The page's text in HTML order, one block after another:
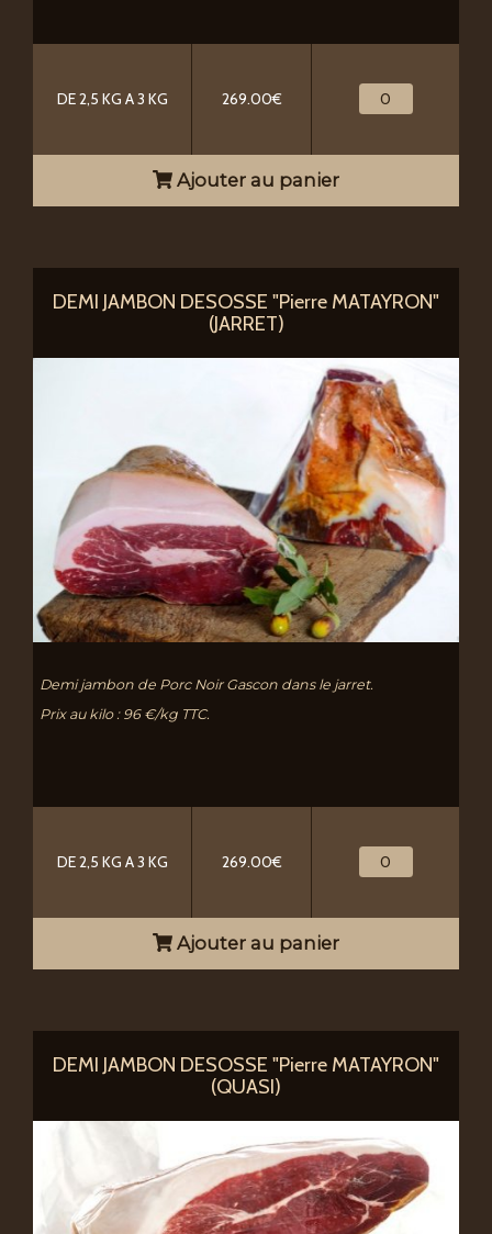
DE 2,5 KG A 3 KG 269.00€
Ajouter au panier
DEMI JAMBON DESOSSE "Pierre MATAYRON"
(JARRET)
Demi jambon de Porc Noir Gascon dans le jarret.
Prix au kilo : 96 €/kg TTC.
DE 2,5 KG A 3 KG 269.00€
Ajouter au panier
DEMI JAMBON DESOSSE "Pierre MATAYRON"
(QUASI)